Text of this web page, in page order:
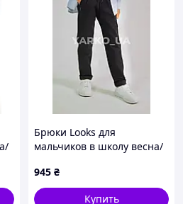
Брюки Looks для
мальчиков в школу весна/
черный пояс на шнуровке
128(р)
945 ₴
Купить